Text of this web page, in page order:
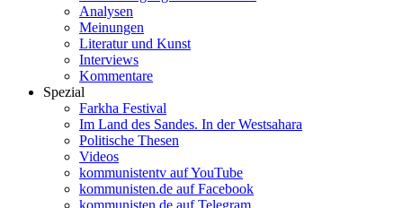
Analysen
Meinungen
Literatur und Kunst
Interviews
Kommentare
Spezial
Farkha Festival
Im Land des Sandes. In der Westsahara
Politische Thesen
Videos
kommunistentv auf YouTube
kommunisten.de auf Facebook
kommunisten.de auf Telegram